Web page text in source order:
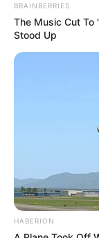
BRAINBERRIES
The Music Cut
Stood Up
HABERION